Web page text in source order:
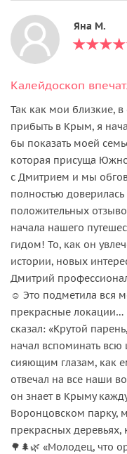
Яна М.
Так как мои близкие,
прибыть в Крым, я
бы показать моей
которая присуща
с Дмитрием и мы
полностью
положительных
начала нашего
гидом! То, как он
истории, новых
Дмитрий
☺️ Это подметила вся
прекрасные
сказал: «Крутой
начал вспоминать
сияющим глазам, как
отвечал на все наши
он знает в Крыму
Воронцовском парку,
прекрасных деревьях,
🌳🌲🌿 «Молодец, что